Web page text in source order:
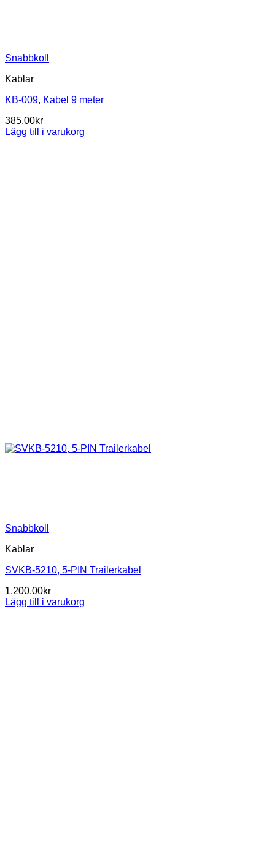
Snabbkoll
Kablar
KB-009, Kabel 9 meter
385.00kr
Lägg till i varukorg
Snabbkoll
Kablar
SVKB-5210, 5-PIN Trailerkabel
1,200.00kr
Lägg till i varukorg